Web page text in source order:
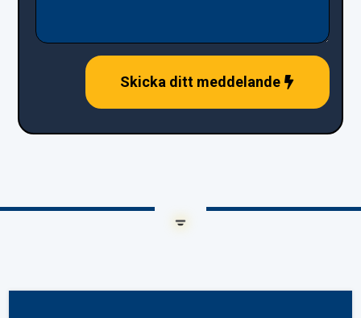
Skicka ditt meddelande